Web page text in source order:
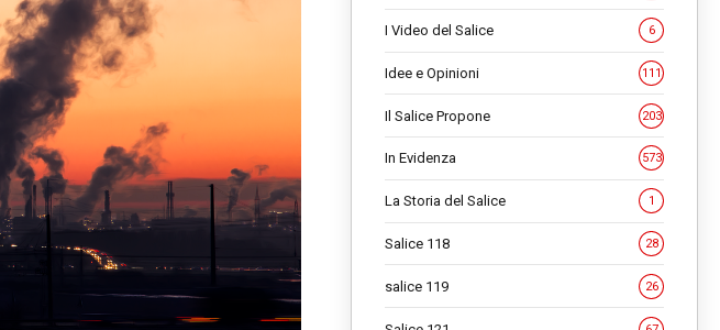
I Video del Salice 6
Idee e Opinioni 111
Il Salice Propone 203
In Evidenza 573
La Storia del Salice 1
Salice 118 28
salice 119 26